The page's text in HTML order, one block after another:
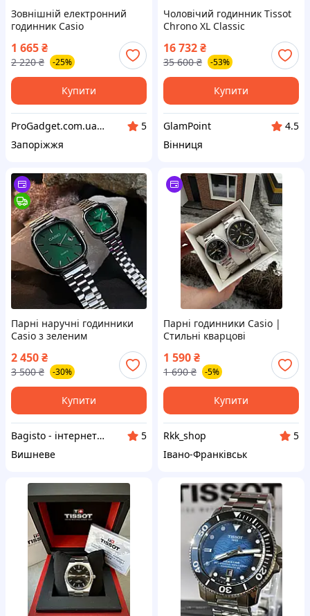
Зовнішній електронний
годинник Casio
ILLUMINATOR AE-1000W-3AV
Годинник із
вологозахисною 100 м
Годинники casio з
гарантією
1 665₴
2 220 ₴ -25%
Купити
ProGadget.com.ua - Ваш СВІТ персональної електроніки!
5
Запоріжжя
Чоловічий годинник Tissot
Chrono XL Classic
16 732₴
35 600 ₴ -53%
Купити
GlamPoint
4.5
Вінниця
Парні наручні годинники
Casio з зеленим
циферблатом чоловічий і
жіночий годинник Касіо
2 450₴
3 500 ₴ -30%
Купити
Bagisto - інтернет магазин аксесуарів
5
Вишневе
Парні годинники Casio |
Стильні кварцові
Водозахист 3ATM |
Світяться в темряві
1 590₴
1 690 ₴ -5%
Купити
Rkk_shop
5
Івано-Франківськ